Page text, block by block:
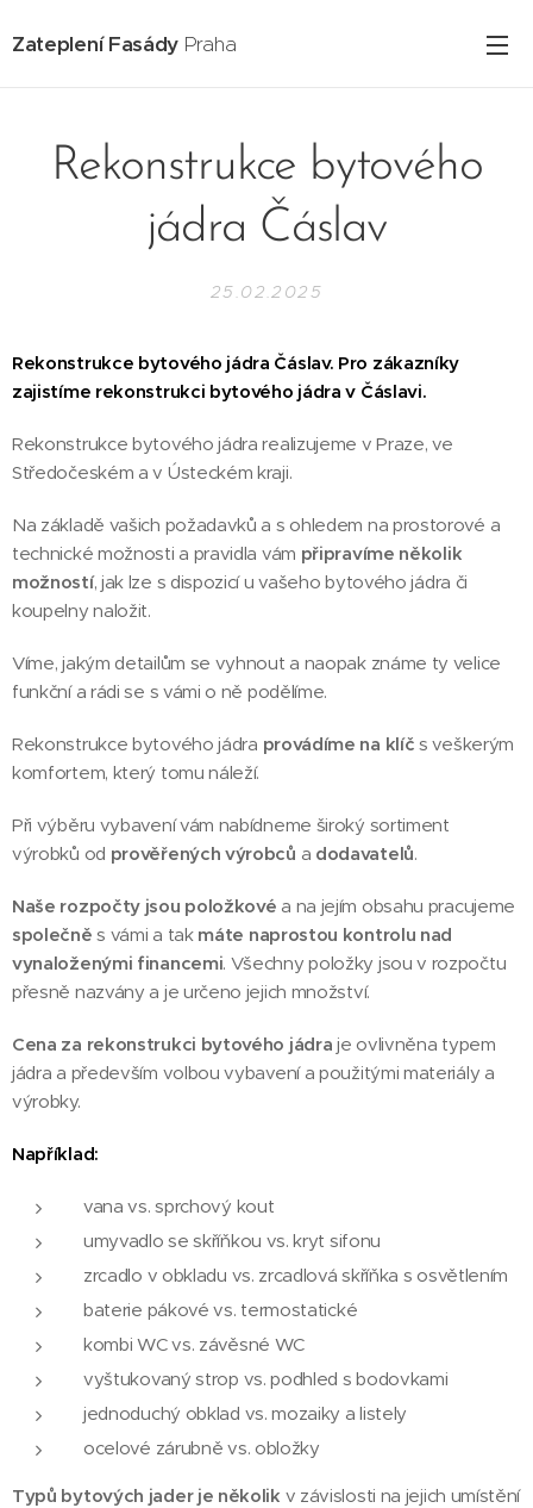
Zateplení Fasády Praha
Rekonstrukce bytového
jádra Čáslav
25.02.2025
Rekonstrukce bytového jádra Čáslav. Pro zákazníky
zajistíme rekonstrukci bytového jádra v Čáslavi.
Rekonstrukce bytového jádra realizujeme v Praze, ve
Středočeském a v Ústeckém kraji.
Na základě vašich požadavků a s ohledem na prostorové a
technické možnosti a pravidla vám připravíme několik
možností, jak lze s dispozicí u vašeho bytového jádra či
koupelny naložit.
Víme, jakým detailům se vyhnout a naopak známe ty velice
funkční a rádi se s vámi o ně podělíme.
Rekonstrukce bytového jádra provádíme na klíč s veškerým
komfortem, který tomu náleží.
Při výběru vybavení vám nabídneme široký sortiment
výrobků od prověřených výrobců a dodavatelů.
Naše rozpočty jsou položkové a na jejím obsahu pracujeme
společně s vámi a tak máte naprostou kontrolu nad
vynaloženými financemi. Všechny položky jsou v rozpočtu
přesně nazvány a je určeno jejich množství.
Cena za rekonstrukci bytového jádra je ovlivněna typem
jádra a především volbou vybavení a použitými materiály a
výrobky.
Například:
vana vs. sprchový kout
umyvadlo se skříňkou vs. kryt sifonu
zrcadlo v obkladu vs. zrcadlová skříňka s osvětlením
baterie pákové vs. termostatické
kombi WC vs. závěsné WC
vyštukovaný strop vs. podhled s bodovkami
jednoduchý obklad vs. mozaiky a listely
ocelové zárubně vs. obložky
Typů bytových jader je několik v závislosti na jejich umístění